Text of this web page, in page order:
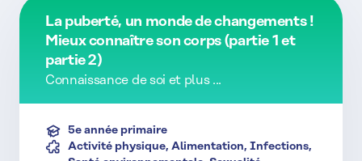
La puberté, un monde de changements !
Mieux connaître son corps (partie 1 et
partie 2)
Connaissance de soi et plus ...
5e année primaire
Activité physique, Alimentation, Infections,